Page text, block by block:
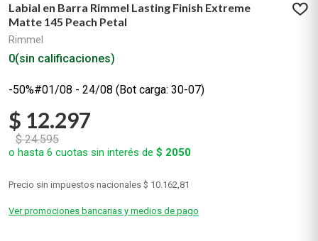
Labial en Barra Rimmel Lasting Finish Extreme
Matte 145 Peach Petal
Rimmel
0(sin calificaciones)
-50%#01/08 - 24/08 (Bot carga: 30-07)
$ 12.297
$ 24.595
o hasta 6 cuotas sin interés de $ 2050
Precio sin impuestos nacionales $ 10.162,81
Ver promociones bancarias y medios de pago
8. protector solar
9. serum elvive
10.nyx